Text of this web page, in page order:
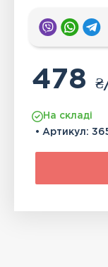
478₴
На складі
• Артикул: